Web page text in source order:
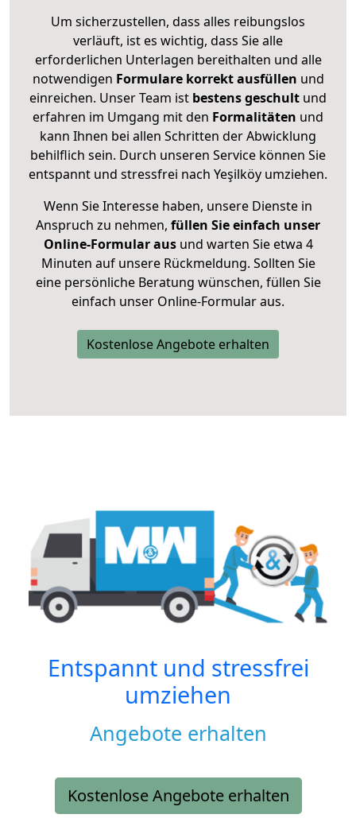
Um sicherzustellen, dass alles reibungslos
verläuft, ist es wichtig, dass Sie alle
erforderlichen Unterlagen bereithalten und alle
notwendigen Formulare korrekt ausfüllen und
einreichen. Unser Team ist bestens geschult und
erfahren im Umgang mit den Formalitäten und
kann Ihnen bei allen Schritten der Abwicklung
behilflich sein. Durch unseren Service können Sie
entspannt und stressfrei nach Yeşilköy umziehen.
Wenn Sie Interesse haben, unsere Dienste in
Anspruch zu nehmen, füllen Sie einfach unser
Online-Formular ausund warten Sie etwa 4
Minuten auf unsere Rückmeldung. Sollten Sie
eine persönliche Beratung wünschen, füllen Sie
einfach unser Online-Formular aus.
Kostenlose Angebote erhalten
Entspannt und stressfrei
umziehen
Angebote erhalten
Kostenlose Angebote erhalten